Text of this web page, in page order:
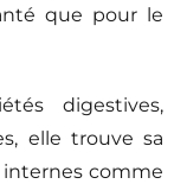
que pour le
digestives,
elle trouve sa
internes comme